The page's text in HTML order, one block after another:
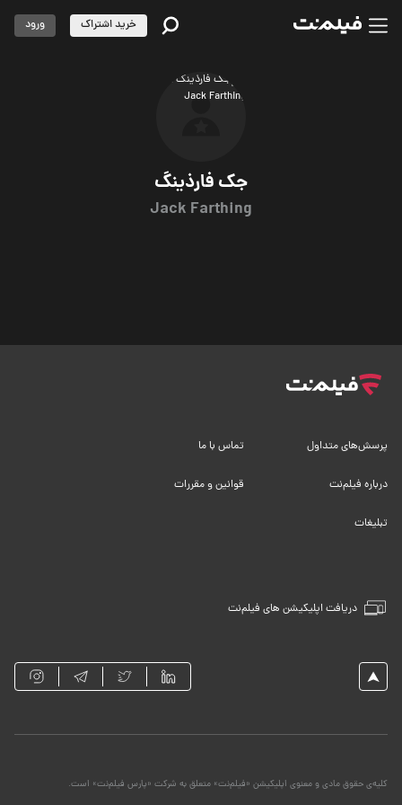
جک فارذینگ
Jack Farthing
خرید اشتراک ورود
دریافت اپلیکیشن های فیلم‌نت
پرسش‌های متداول تماس با ما
درباره فیلم‌نت قوانین و مقررات
تبلیغات
کلیه‌ی حقوق مادی و معنوی اپلیکیشن «فیلم‌نت» متعلق به شرکت «پارس فیلم‌نت» است.